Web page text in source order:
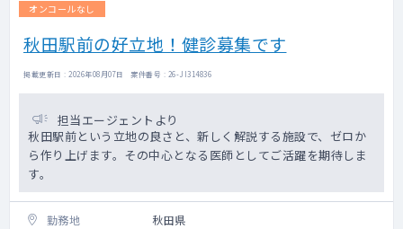
オンコールなし
秋田駅前の好立地！健診募集です
掲載更新日 : 2026年08月07日 案件番号 : 26-JI314836
担当エージェントより
秋田駅前という立地の良さと、新しく解説する施設で、ゼロか
ら作り上げます。その中心となる医師としてご活躍を期待しま
す。
勤務地 秋田県